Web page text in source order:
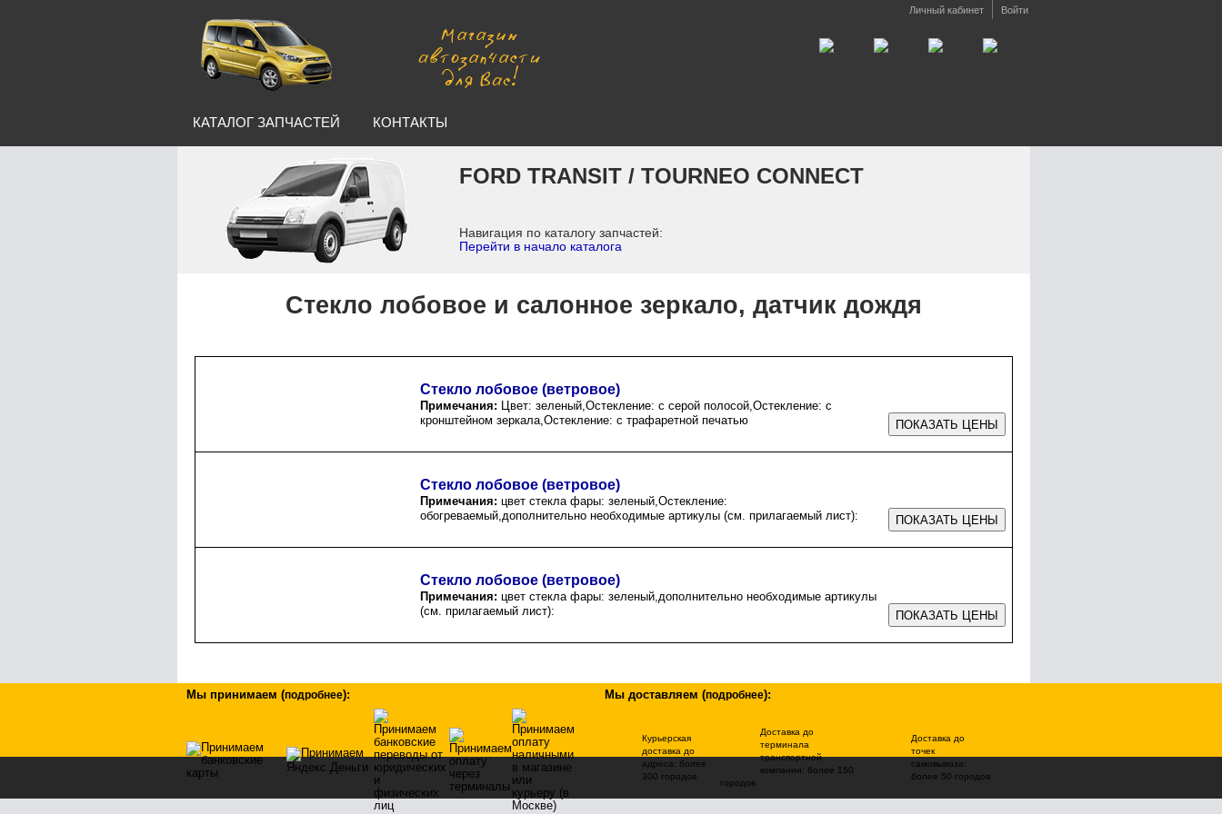
Личный кабинет Войти
КАТАЛОГ ЗАПЧАСТЕЙ КОНТАКТЫ
FORD TRANSIT / TOURNEO CONNECT
Навигация по каталогу запчастей:
Перейти в начало каталога
Стекло лобовое и салонное зеркало, датчик дождя
Стекло лобовое (ветровое)
Примечания: Цвет: зеленый,Остекление: с серой полосой,Остекление: с
кронштейном зеркала,Остекление: с трафаретной печатью
Стекло лобовое (ветровое)
Примечания: цвет стекла фары: зеленый,Остекление:
обогреваемый,дополнительно необходимые артикулы (см. прилагаемый лист):
Стекло лобовое (ветровое)
Примечания: цвет стекла фары: зеленый,дополнительно необходимые артикулы
(см. прилагаемый лист):
Мы принимаем (подробнее): Мы доставляем (подробнее):
Курьерская
доставка до
адреса: более
300 городов
Доставка до
терминала
транспортной
компании: более 150
городов
Доставка до
точек
самовывоза:
более 50 городов